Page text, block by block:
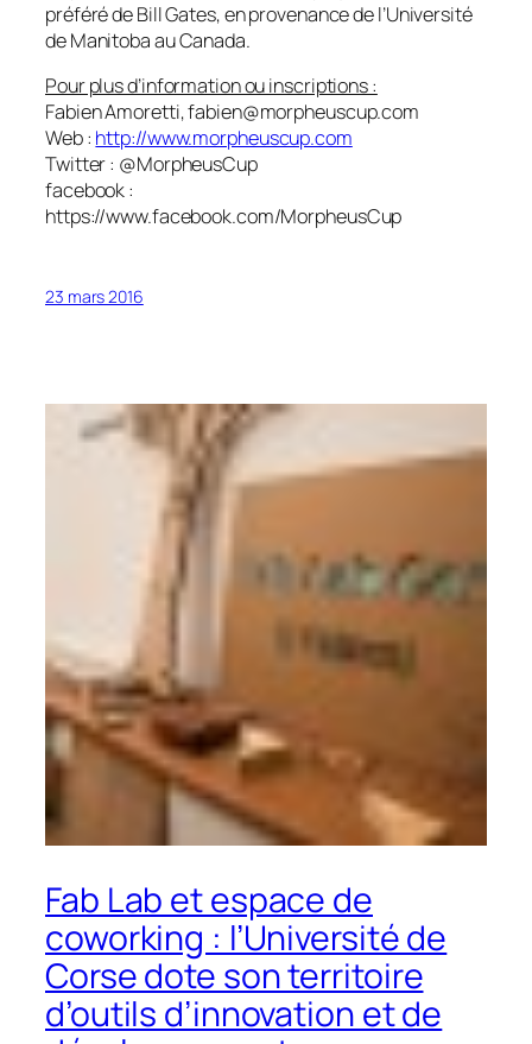
préféré de Bill Gates, en provenance de l’Université
de Manitoba au Canada.
Pour plus d’information ou inscriptions :
Fabien Amoretti, fabien@morpheuscup.com
Web : http://www.morpheuscup.com
Twitter : @MorpheusCup
facebook :
https://www.facebook.com/MorpheusCup
23 mars 2016
Fab Lab et espace de
coworking : l’Université de
Corse dote son territoire
d’outils d’innovation et de